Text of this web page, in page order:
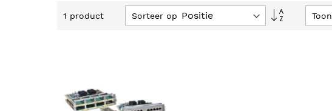
1 product Sorteer op
Van
Toon